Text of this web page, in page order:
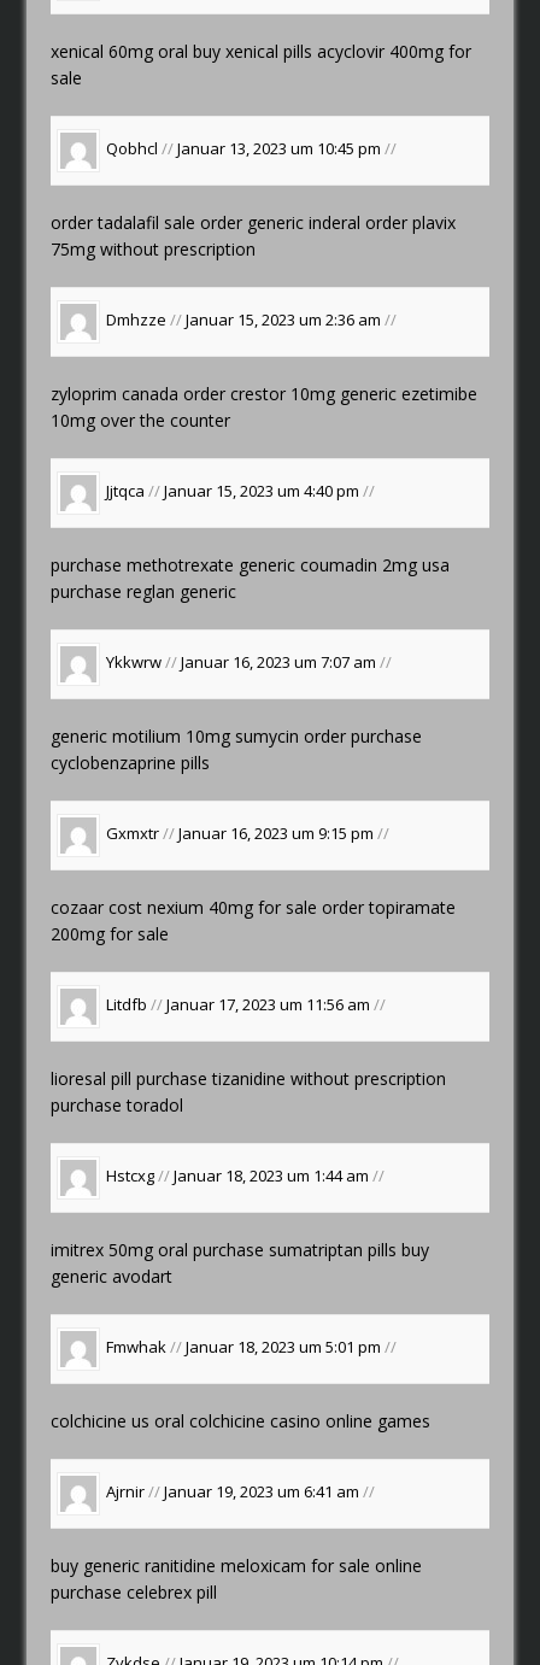
xenical 60mg oralbuy xenical pills acyclovir 400mg for
sale
Qobhcl //Januar 13, 2023 um 10:45 pm//
order tadalafil saleorder generic inderal order plavix
75mg without prescription
Dmhzze //Januar 15, 2023 um 2:36 am//
zyloprim canadaorder crestor 10mg generic ezetimibe
10mg over the counter
Jjtqca //Januar 15, 2023 um 4:40 pm//
purchase methotrexate genericcoumadin 2mg usa
purchase reglan generic
Ykkwrw//Januar 16, 2023 um 7:07 am//
generic motilium 10mg sumycin order purchase
cyclobenzaprine pills
Gxmxtr//Januar 16, 2023 um 9:15 pm//
cozaar costnexium 40mg for sale order topiramate
200mg for sale
Litdfb //Januar 17, 2023 um 11:56 am//
lioresal pillpurchase tizanidine without prescription
purchase toradol
Hstcxg//Januar 18, 2023 um 1:44 am//
imitrex 50mg oralpurchase sumatriptan pills buy
generic avodart
Fmwhak//Januar 18, 2023 um 5:01 pm//
colchicine usoral colchicine casino online games
Ajrnir//Januar 19, 2023 um 6:41 am//
buy generic ranitidinemeloxicam for sale online
purchase celebrex pill